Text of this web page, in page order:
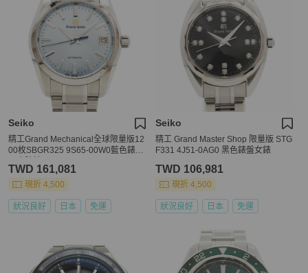
Seiko
精工Grand Mechanical全球限量版12
00枚SBGR325 9S65-00W0藍色錶盤
TWD 161,081
現折 4,500
狀況良好 日本 免運
Seiko
精工 Grand Master Shop 限量版 STG
F331 4J51-0AG0 黑色錶盤女錶
TWD 106,981
現折 4,500
狀況良好 日本 免運